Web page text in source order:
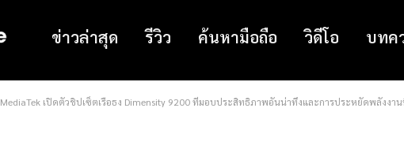
ข่าวล่าสุด รีวิว ค้นหามือถือ วิดีโอ บทค
MediaTek เปิดตัวชิปเซ็ตเรือธง Dimensity 9200 ที่มอบประสิทธิภาพอันน่าทึ่งและการประหยัดพลังงาน